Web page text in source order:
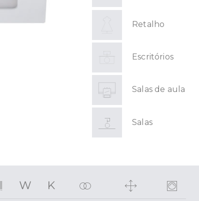
Retalho
Escritórios
Salas de aula
Salas